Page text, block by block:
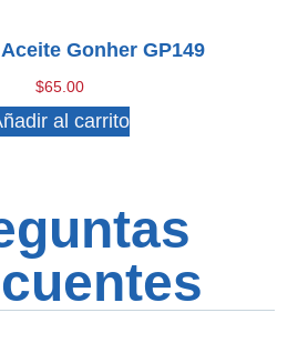
Gonher GP149
$65.00
al carrito